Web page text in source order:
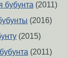
бубунта (2011)
(2016)
(2015)
(2011)